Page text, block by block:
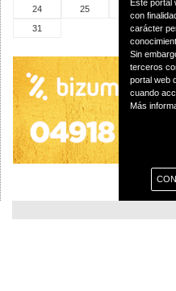
24
25 26
31
Este portal
con
carácter
Sin
terceros
portal web
cuando
Más